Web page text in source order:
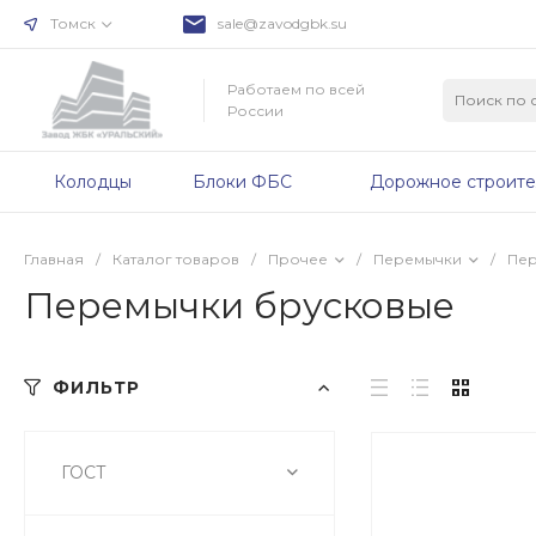
Томск sale@zavodgbk.su
Работаем по всей
России
Колодцы Блоки ФБС Дорожное
Главная / Каталог товаров / Прочее / Перемычки /
Перемычки брусковые
ФИЛЬТР
ГОСТ